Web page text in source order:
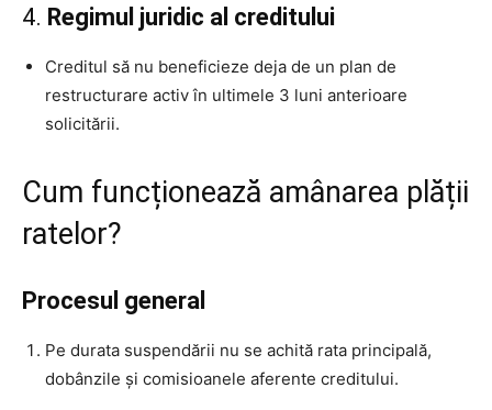
4. Regimul juridic al creditului
Creditul să nu beneficieze deja de un plan de
restructurare activ în ultimele 3 luni anterioare
solicitării.
Cum funcționează amânarea plății
ratelor?
Procesul general
Pe durata suspendării nu se achită rata principală,
dobânzile și comisioanele aferente creditului.